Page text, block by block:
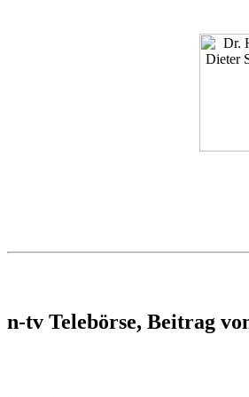
n-tv Telebörse, Beitrag